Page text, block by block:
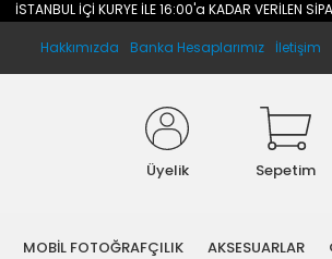
İSTANBUL İÇİ KURYE İLE 16:00'a KADAR VERİLEN
Hakkımızda Banka Hesaplarımız İletişim
Üyelik Sepetim
MOBİL FOTOĞRAFÇILIK AKSESUARLAR